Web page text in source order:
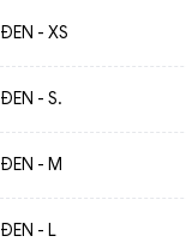
ĐEN - XS
ĐEN - S.
ĐEN - M
ĐEN - L